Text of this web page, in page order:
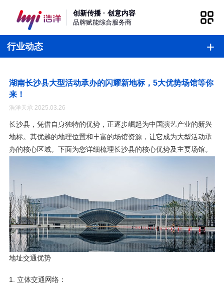
创新传播 · 创意内容
品牌赋能综合服务商
行业动态
湖南长沙县大型活动承办的闪耀新地标，5大优势场馆等你
来！
浩洋天承 2025.03.26
长沙县，凭借自身独特的优势，正逐步崛起为中国演艺产业的新兴
地标。其优越的地理位置和丰富的场馆资源，让它成为大型活动承
办的核心区域。下面为您详细梳理长沙县的核心优势及主要场馆。
地址交通优势
1. 立体交通网络：